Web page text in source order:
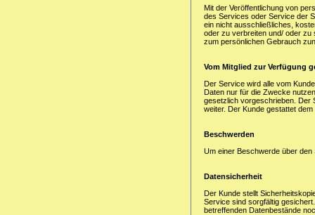
Mit der Veröffentlichung von
des Services oder Service der
ein nicht ausschließliches,
oder zu verbreiten und/ oder zu
zum persönlichen Gebrauch
Vom Mitglied zur Verfügung
Der Service wird alle vom
Daten nur für die Zwecke
gesetzlich vorgeschrieben. Der
weiter. Der Kunde gestattet
Beschwerden
Um einer Beschwerde über
Datensicherheit
Der Kunde stellt
Service sind sorgfältig
betreffenden Datenbestände